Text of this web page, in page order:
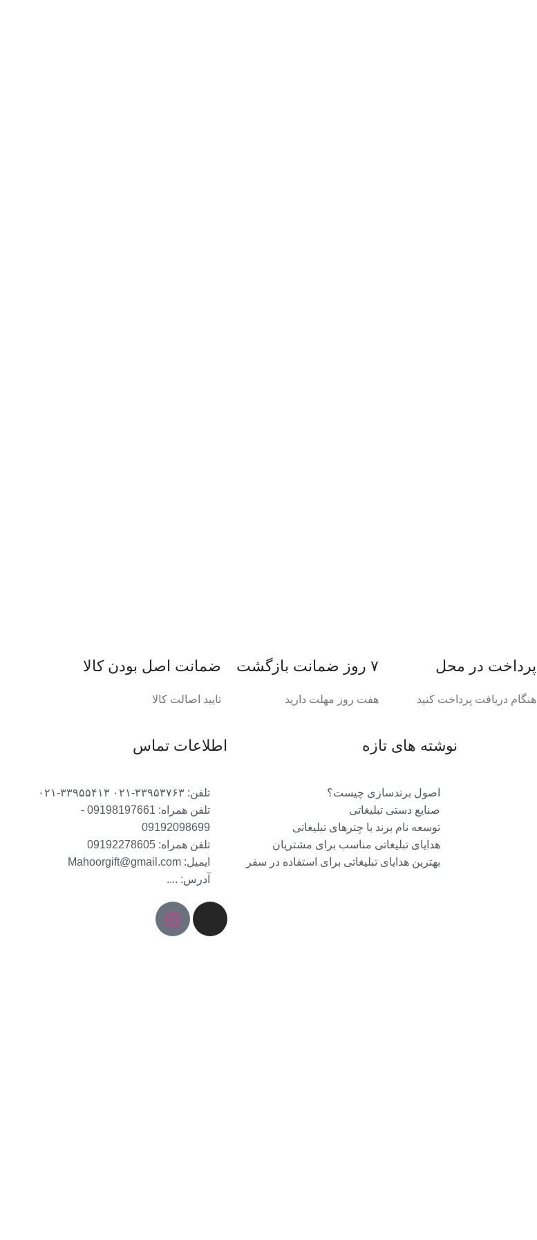
پرداخت در محل
هنگام دریافت پرداخت کنید
۷ روز ضمانت بازگشت
هفت روز مهلت دارید
ضمانت اصل‌ بودن کالا
تایید اصالت کالا
نوشته های تازه
اصول برندسازی چیست؟
صنایع دستی تبلیغاتی
توسعه نام برند با چترهای تبلیغاتی
هدایای تبلیغاتی مناسب برای مشتریان
بهترین هدایای تبلیغاتی برای استفاده در سفر
اطلاعات تماس
تلفن: ۳۳۹۵۳۷۶۳-۰۲۱ ۳۳۹۵۵۴۱۳-۰۲۱
تلفن همراه: 09198197661 -
09192098699
تلفن همراه: 09192278605
ایمیل: Mahoorgift@gmail.com
آدرس: ....